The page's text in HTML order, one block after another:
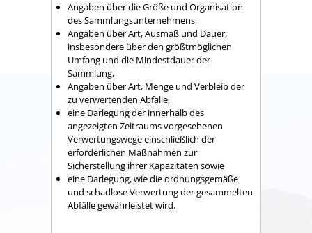
Angaben über die Größe und Organisation
des Sammlungsunternehmens,
Angaben über Art, Ausmaß und Dauer,
insbesondere über den größtmöglichen
Umfang und die Mindestdauer der
Sammlung,
Angaben über Art, Menge und Verbleib der
zu verwertenden Abfälle,
eine Darlegung der innerhalb des
angezeigten Zeitraums vorgesehenen
Verwertungswege einschließlich der
erforderlichen Maßnahmen zur
Sicherstellung ihrer Kapazitäten sowie
eine Darlegung, wie die ordnungsgemäße
und schadlose Verwertung der gesammelten
Abfälle gewährleistet wird.